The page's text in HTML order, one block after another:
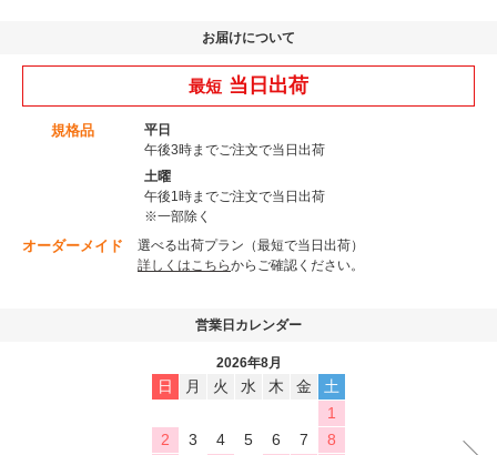
お届けについて
最短 当日出荷
規格品
平日
午後3時までご注文で当日出荷
土曜
午後1時までご注文で当日出荷
※一部除く
オーダーメイド
選べる出荷プラン（最短で当日出荷）
詳しくはこちらからご確認ください。
営業日カレンダー
2026年8月
日 月 火 水 木 金
土
1
2
3 4 5 6 7
8